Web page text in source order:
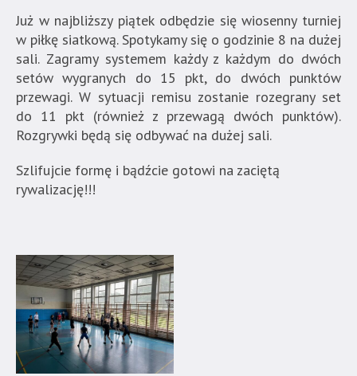
Już w najbliższy piątek odbędzie się wiosenny turniej
w piłkę siatkową. Spotykamy się o godzinie 8 na dużej
sali. Zagramy systemem każdy z każdym do dwóch
setów wygranych do 15 pkt, do dwóch punktów
przewagi. W sytuacji remisu zostanie rozegrany set
do 11 pkt (również z przewagą dwóch punktów).
Rozgrywki będą się odbywać na dużej sali.
Szlifujcie formę i bądźcie gotowi na zaciętą
rywalizację!!!